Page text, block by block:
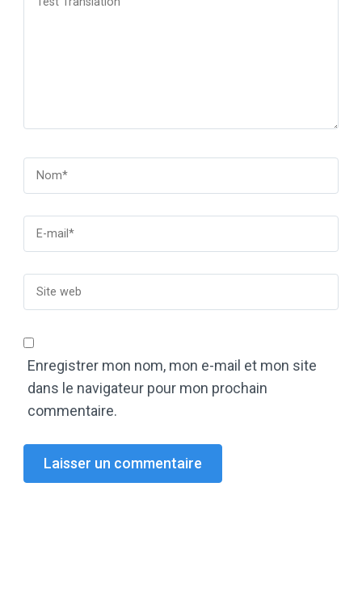
Enregistrer mon nom, mon e-mail et mon site
dans le navigateur pour mon prochain
commentaire.